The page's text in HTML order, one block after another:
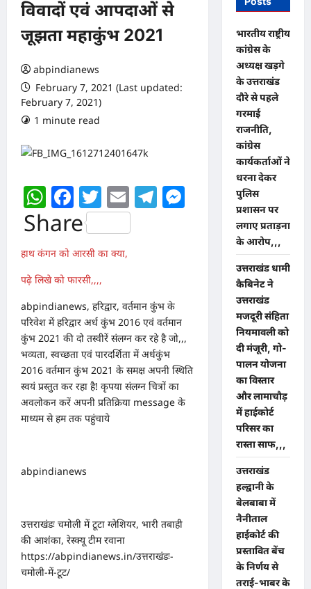
विवादों एवं आपदाओं से
जूझता महाकुंभ 2021
abpindianews
February 7, 2021 (Last updated:
February 7, 2021)
1 minute read
WhatsApp
Facebook
Twitter
EmailTelegram
Messenger
Share
हाथ कंगन को आरसी का क्या,
पढ़े लिखे को फारसी,,,,
abpindianews, हरिद्वार, वर्तमान कुंभ के
परिवेश में हरिद्वार अर्ध कुंभ 2016 एवं वर्तमान
कुंभ 2021 की दो तस्वीरें संलग्न कर रहे है जो,,,
भव्यता, स्वच्छता एवं पारदर्शिता में अर्धकुंभ
2016 वर्तमान कुंभ 2021 के समक्ष अपनी स्थिति
स्वयं प्रस्तुत कर रहा है! कृपया संलग्न चित्रों का
अवलोकन करें अपनी प्रतिक्रिया message के
माध्यम से हम तक पहुंचाये
abpindianews
उत्तराखंडः चमोली में टूटा ग्लेशियर, भारी तबाही
की आशंका, रेस्क्यू टीम रवाना
https://abpindianews.in/उत्तराखंडः-
चमोली-में-टूट/
भारतीय राष्ट्रीय
कांग्रेस के
अध्यक्ष खड़गे
के उत्तराखंड
दौरे से पहले
गरमाई
राजनीति,
कांग्रेस
कार्यकर्ताओं ने
धरना देकर
पुलिस
प्रशासन पर
लगाए प्रताड़ना
के आरोप,,,
उत्तराखंड धामी
कैबिनेट ने
उत्तराखंड
मजदूरी संहिता
नियमावली को
दी मंजूरी, गो-
पालन योजना
का विस्तार
और लामाचौड़
में हाईकोर्ट
परिसर का
रास्ता साफ,,,
उत्तराखंड
हल्द्वानी के
बेलबाबा में
नैनीताल
हाईकोर्ट की
प्रस्तावित बेंच
के निर्णय से
तराई-भाबर के